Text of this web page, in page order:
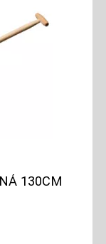
130CM